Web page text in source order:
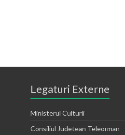
Legaturi Externe
Ministerul Culturii
Consiliul Judetean Teleorman